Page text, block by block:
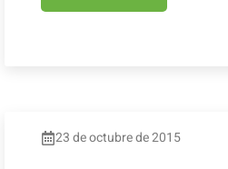
23 de octubre de 2015